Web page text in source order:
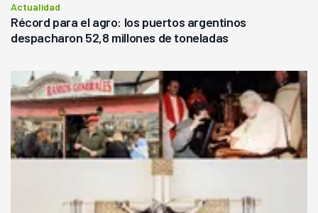
Actualidad
Récord para el agro: los puertos argentinos
despacharon 52,8 millones de toneladas